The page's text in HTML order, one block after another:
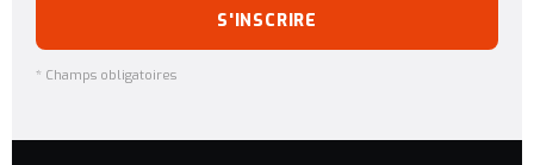
S'INSCRIRE
* Champs obligatoires